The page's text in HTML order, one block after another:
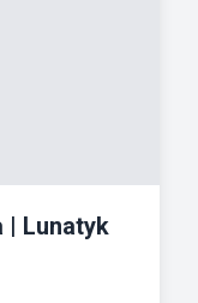
| Lunatyk